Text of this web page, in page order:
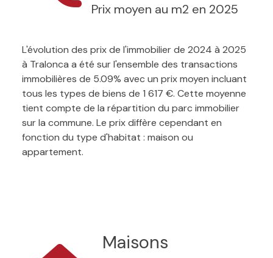
Prix moyen au m2 en 2025
L'évolution des prix de l'immobilier de 2024 à 2025
à Tralonca a été sur l'ensemble des transactions
immobilières de 5.09% avec un prix moyen incluant
tous les types de biens de 1 617 €. Cette moyenne
tient compte de la répartition du parc immobilier
sur la commune. Le prix diffère cependant en
fonction du type d'habitat : maison ou
appartement.
Maisons